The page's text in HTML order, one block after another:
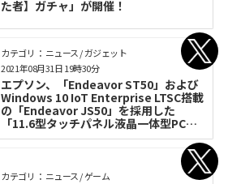
た者】ガチャ」が開催！
カテゴリ： ニュース / ガジェット
エプソン、「Endeavor ST50」および
Windows 10 IoT Enterprise LTSC搭載
の「Endeavor JS50」を採用した
「11.6型タッチパネル液晶一体型PC」
の受注販売を開始
2021年08月31日 19時30分
カテゴリ： ニュース / ゲーム